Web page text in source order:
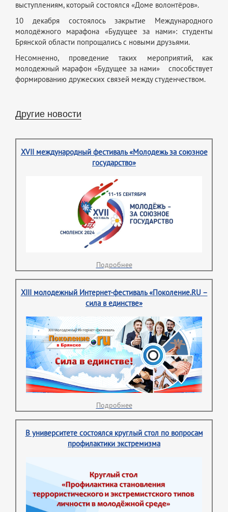
выступлениям, который состоялся «Доме волонтёров».
10 декабря состоялось закрытие Международного
молодёжного марафона «Будущее за нами»: студенты
Брянской области попрощались с новыми друзьями.
Несомненно, проведение таких мероприятий, как
молодежный марафон «Будущее за нами» способствует
формированию дружеских связей между студенчеством.
Другие новости
XVII международный фестиваль «Молодежь за союзное
государство»
Подробнее
XIII молодежный Интернет-фестиваль «Поколение.RU –
сила в единстве»
Подробнее
В университете состоялся круглый стол по вопросам
профилактики экстремизма